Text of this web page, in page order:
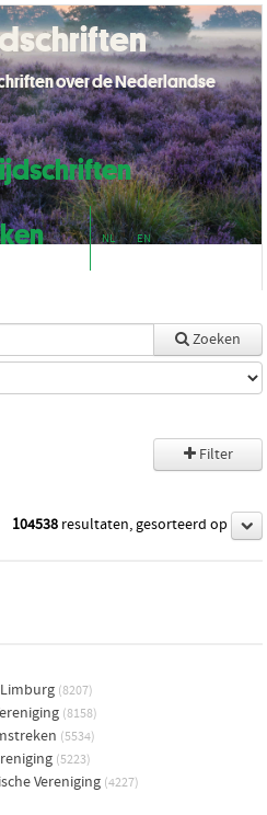
NL EN
over de Nederlandse
Zoeken
Filter
104538 resultaten, gesorteerd op
(8207)
(8158)
(5534)
(5223)
Vereniging (4227)